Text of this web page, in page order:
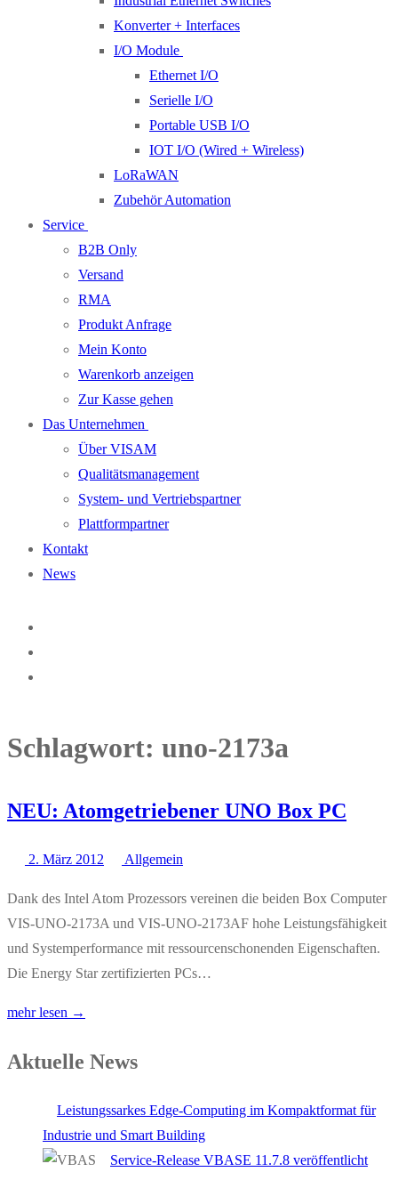
Konverter + Interfaces
I/O Module
Ethernet I/O
Serielle I/O
Portable USB I/O
IOT I/O (Wired + Wireless)
LoRaWAN
Zubehör Automation
Service
B2B Only
Versand
RMA
Produkt Anfrage
Mein Konto
Warenkorb anzeigen
Zur Kasse gehen
Das Unternehmen
Über VISAM
Qualitätsmanagement
System- und Vertriebspartner
Plattformpartner
Kontakt
News
Schlagwort: uno-2173a
NEU: Atomgetriebener UNO Box PC
2. März 2012 Allgemein
Dank des Intel Atom Prozessors vereinen die beiden Box Computer
VIS-UNO-2173A und VIS-UNO-2173AF hohe Leistungsfähigkeit
und Systemperformance mit ressourcenschonenden Eigenschaften.
Die Energy Star zertifizierten PCs…
mehr lesen →
Aktuelle News
Leistungssarkes Edge-Computing im Kompaktformat für
Industrie und Smart Building
Service-Release VBASE 11.7.8 veröffentlicht